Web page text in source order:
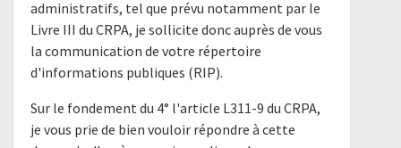
administratifs, tel que prévu notamment par le
Livre III du CRPA, je sollicite donc auprès de vous
la communication de votre répertoire
d'informations publiques (RIP).
Sur le fondement du 4° l'article L311-9 du CRPA,
je vous prie de bien vouloir répondre à cette